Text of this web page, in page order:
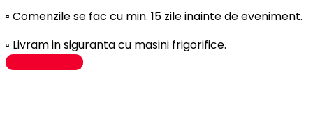
▫️ Comenzile se fac cu min. 15 zile inainte de eveniment.
▫️ Livram in siguranta cu masini frigorifice.
Adaugă în coș